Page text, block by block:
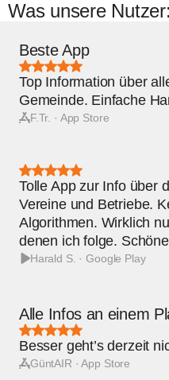
Was unsere
Beste App
Bewertung:
5
von
5
Sternen
Top Information über
Gemeinde. Einfache
F.Tr. · App Store
Bewertung:
5
von
5
Sternen
Tolle App zur Info über
Vereine und Betriebe.
Algorithmen. Wirklich
denen ich folge.
Harald S. · Google Play
Alle Infos an einem
Bewertung:
5
von
5
Sternen
Besser geht’s derzeit
GüntAIR · App Store